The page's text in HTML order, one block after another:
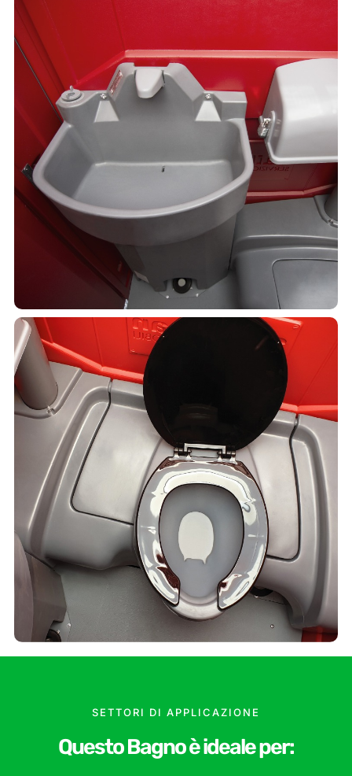
SETTORI DI APPLICAZIONE
Questo Bagno è ideale per: